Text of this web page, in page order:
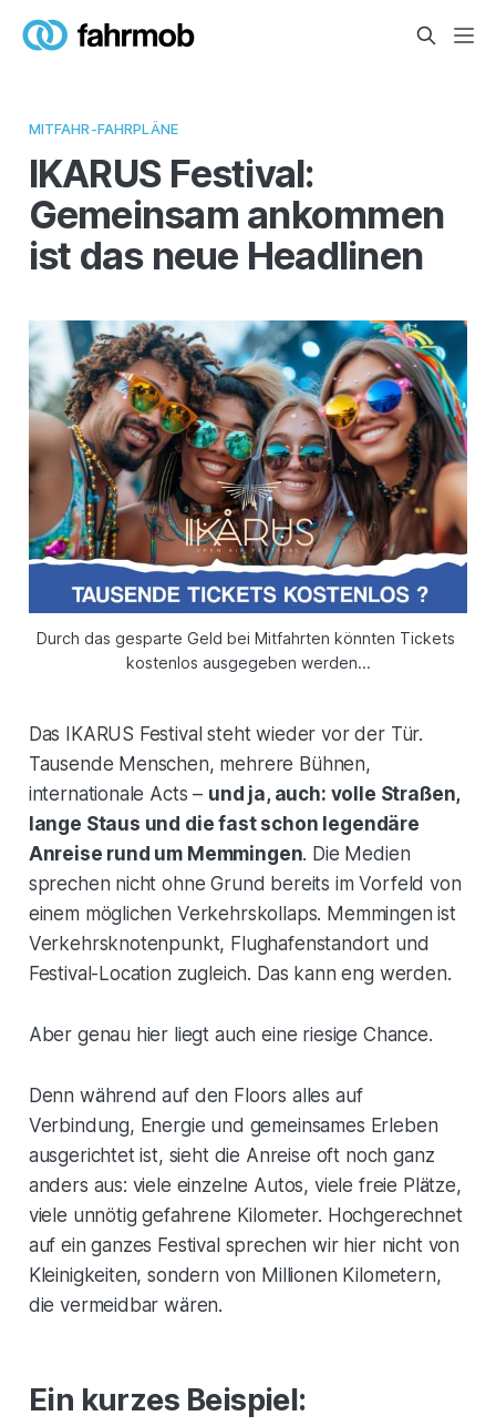
MITFAHR-FAHRPLÄNE
IKARUS Festival:
Gemeinsam ankommen
ist das neue Headlinen
Durch das gesparte Geld bei Mitfahrten könnten Tickets
kostenlos ausgegeben werden...
Das IKARUS Festival steht wieder vor der Tür.
Tausende Menschen, mehrere Bühnen,
internationale Acts – und ja, auch: volle Straßen,
lange Staus und die fast schon legendäre
Anreise rund um Memmingen. Die Medien
sprechen nicht ohne Grund bereits im Vorfeld von
einem möglichen Verkehrskollaps. Memmingen ist
Verkehrsknotenpunkt, Flughafenstandort und
Festival-Location zugleich. Das kann eng werden.
Aber genau hier liegt auch eine riesige Chance.
Denn während auf den Floors alles auf
Verbindung, Energie und gemeinsames Erleben
ausgerichtet ist, sieht die Anreise oft noch ganz
anders aus: viele einzelne Autos, viele freie Plätze,
viele unnötig gefahrene Kilometer. Hochgerechnet
auf ein ganzes Festival sprechen wir hier nicht von
Kleinigkeiten, sondern von Millionen Kilometern,
die vermeidbar wären.
Ein kurzes Beispiel: